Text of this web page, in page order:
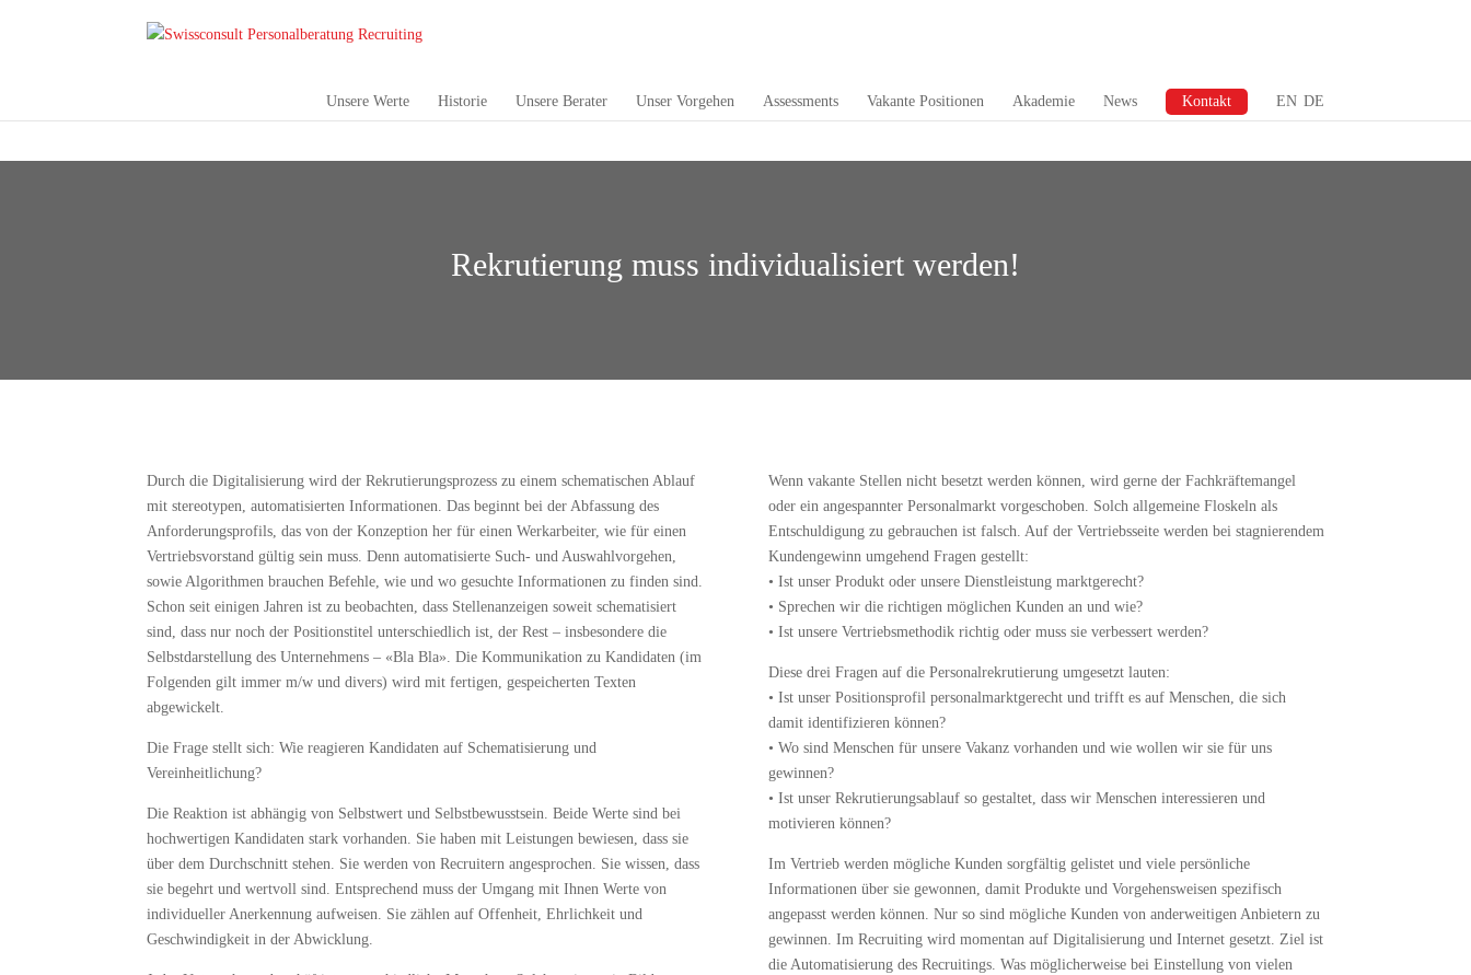
Unsere Werte Historie Unsere Berater Unser Vorgehen Assessments Vakante Positionen Akademie News Kontakt EN DE
Rekrutierung muss individualisiert werden!
Durch die Digitalisierung wird der Rekrutierungsprozess zu einem schematischen Ablauf
mit stereotypen, automatisierten Informationen. Das beginnt bei der Abfassung des
Anforderungsprofils, das von der Konzeption her für einen Werkarbeiter, wie für einen
Vertriebsvorstand gültig sein muss. Denn automatisierte Such- und Auswahlvorgehen,
sowie Algorithmen brauchen Befehle, wie und wo gesuchte Informationen zu finden sind.
Schon seit einigen Jahren ist zu beobachten, dass Stellenanzeigen soweit schematisiert
sind, dass nur noch der Positionstitel unterschiedlich ist, der Rest – insbesondere die
Selbstdarstellung des Unternehmens – «Bla Bla». Die Kommunikation zu Kandidaten (im
Folgenden gilt immer m/w und divers) wird mit fertigen, gespeicherten Texten
abgewickelt.
Die Frage stellt sich: Wie reagieren Kandidaten auf Schematisierung und
Vereinheitlichung?
Die Reaktion ist abhängig von Selbstwert und Selbstbewusstsein. Beide Werte sind bei
hochwertigen Kandidaten stark vorhanden. Sie haben mit Leistungen bewiesen, dass sie
über dem Durchschnitt stehen. Sie werden von Recruitern angesprochen. Sie wissen, dass
sie begehrt und wertvoll sind. Entsprechend muss der Umgang mit Ihnen Werte von
individueller Anerkennung aufweisen. Sie zählen auf Offenheit, Ehrlichkeit und
Geschwindigkeit in der Abwicklung.
Wenn vakante Stellen nicht besetzt werden können, wird gerne der Fachkräftemangel
oder ein angespannter Personalmarkt vorgeschoben. Solch allgemeine Floskeln als
Entschuldigung zu gebrauchen ist falsch. Auf der Vertriebsseite werden bei stagnierendem
Kundengewinn umgehend Fragen gestellt:
• Ist unser Produkt oder unsere Dienstleistung marktgerecht?
• Sprechen wir die richtigen möglichen Kunden an und wie?
• Ist unsere Vertriebsmethodik richtig oder muss sie verbessert werden?
Diese drei Fragen auf die Personalrekrutierung umgesetzt lauten:
• Ist unser Positionsprofil personalmarktgerecht und trifft es auf Menschen, die sich
damit identifizieren können?
• Wo sind Menschen für unsere Vakanz vorhanden und wie wollen wir sie für uns
gewinnen?
• Ist unser Rekrutierungsablauf so gestaltet, dass wir Menschen interessieren und
motivieren können?
Im Vertrieb werden mögliche Kunden sorgfältig gelistet und viele persönliche
Informationen über sie gewonnen, damit Produkte und Vorgehensweisen spezifisch
angepasst werden können. Nur so sind mögliche Kunden von anderweitigen Anbietern zu
gewinnen. Im Recruiting wird momentan auf Digitalisierung und Internet gesetzt. Ziel ist
die Automatisierung des Recruitings. Was möglicherweise bei Einstellung von vielen